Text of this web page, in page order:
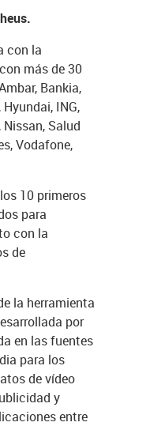
con la
más de 30
Bankia,
Hyundai, ING,
Nissan, Salud
Vodafone,
10 primeros
para
con la
de
la herramienta
por
en las fuentes
para los
de vídeo
y
entre